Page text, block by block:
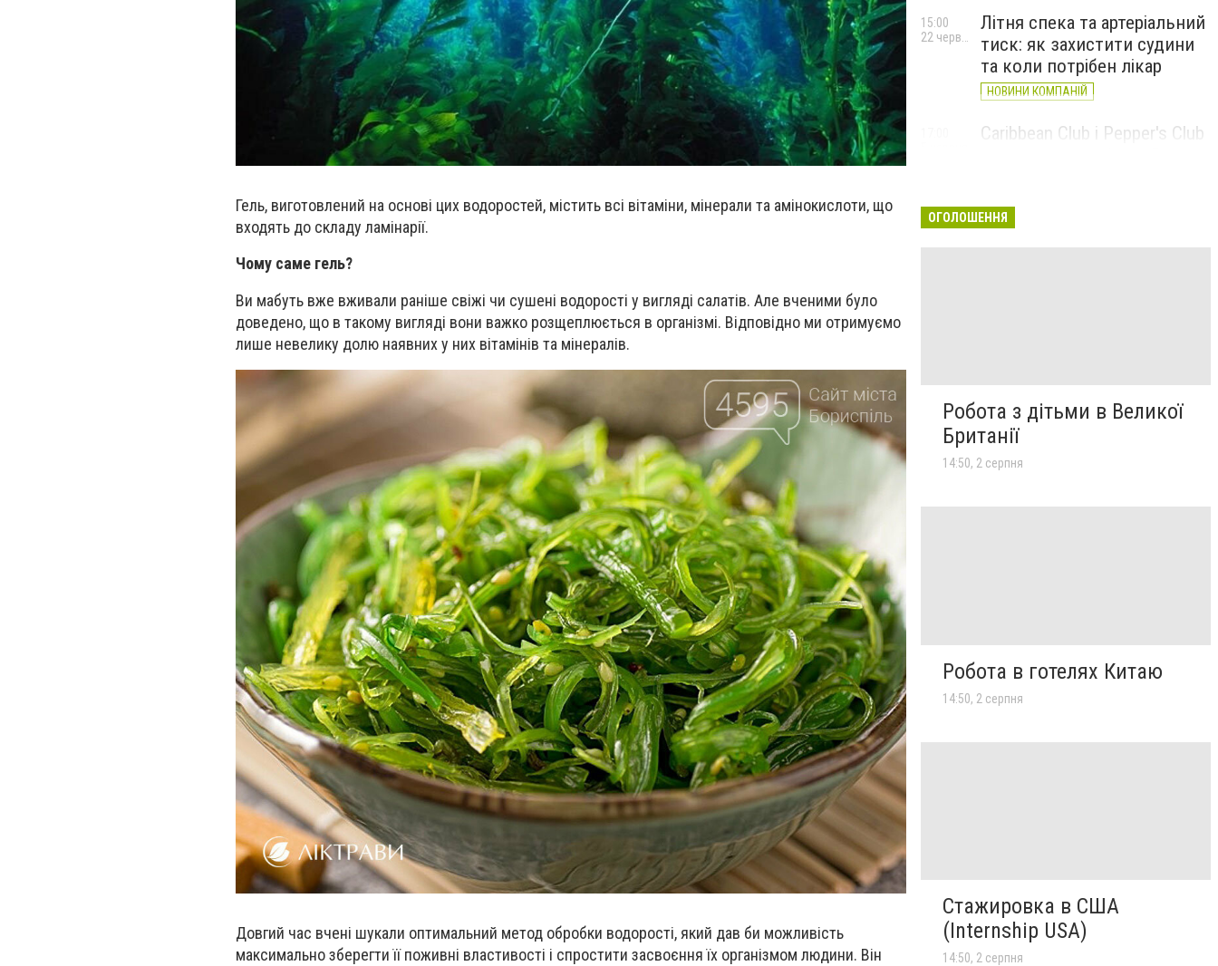
Гель, виготовлений на основі цих водоростей, містить всі вітаміни, мінерали та амінокислоти, що
входять до складу ламінарії.
Чому саме гель?
Ви мабуть вже вживали раніше свіжі чи сушені водорості у вигляді салатів. Але вченими було
доведено, що в такому вигляді вони важко розщеплюється в організмі. Відповідно ми отримуємо
лише невелику долю наявних у них вітамінів та мінералів.
Довгий час вчені шукали оптимальний метод обробки водорості, який дав би можливість
максимально зберегти її поживні властивості і спростити засвоєння їх організмом людини. Він
Літня спека та артеріальний
тиск: як захистити судини
та коли потрібен лікар
НОВИНИ КОМПАНІЙ
15:00
Caribbean Club і Pepper's Club
НОВИНИ КОМПАНІЙ
ОГОЛОШЕННЯ
Робота з дітьми в Великої
Британії
14:50, 2 серпня
Робота в готелях Китаю
14:50, 2 серпня
Стажировка в США
(Internship USA)
14:50, 2 серпня